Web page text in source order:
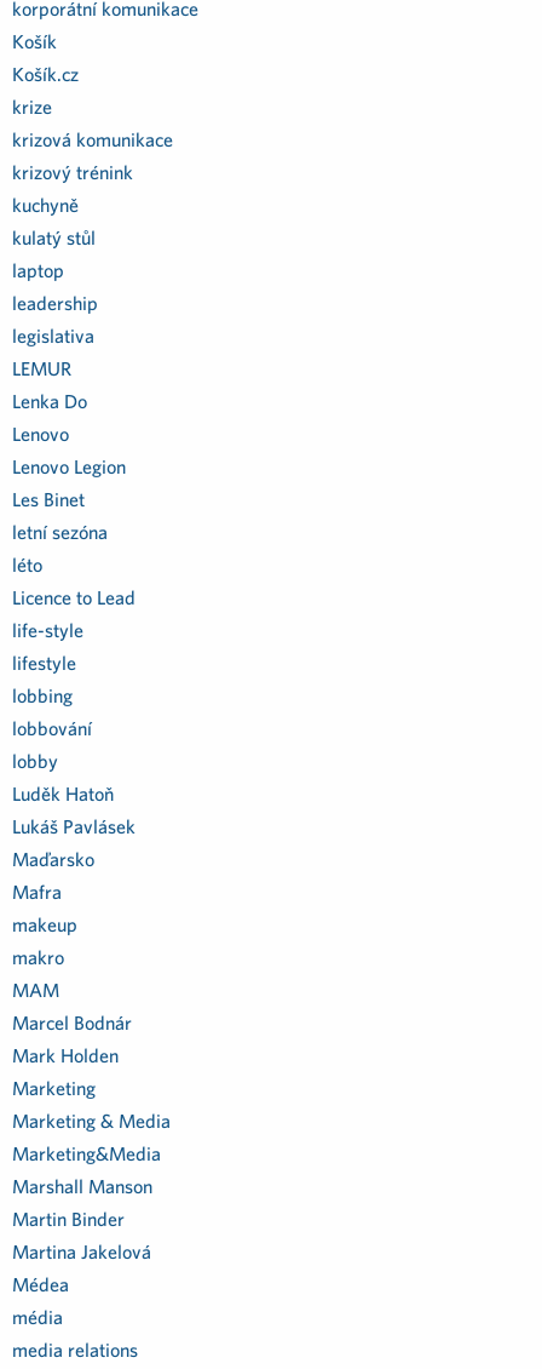
korporátní komunikace
Košík
Košík.cz
krize
krizová komunikace
krizový trénink
kuchyně
kulatý stůl
laptop
leadership
legislativa
LEMUR
Lenka Do
Lenovo
Lenovo Legion
Les Binet
letní sezóna
léto
Licence to Lead
life-style
lifestyle
lobbing
lobbování
lobby
Luděk Hatoň
Lukáš Pavlásek
Maďarsko
Mafra
makeup
makro
MAM
Marcel Bodnár
Mark Holden
Marketing
Marketing & Media
Marketing&Media
Marshall Manson
Martin Binder
Martina Jakelová
Médea
média
media relations